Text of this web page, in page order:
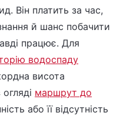
Він платить за час,
й шанс побачити
працює. Для
водоспаду
висота
маршрут до
або її відсутність